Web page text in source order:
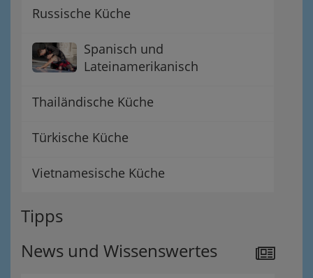
Russische Küche
Spanisch und
Lateinamerikanisch
Thailändische Küche
Türkische Küche
Vietnamesische Küche
Tipps
News und Wissenswertes